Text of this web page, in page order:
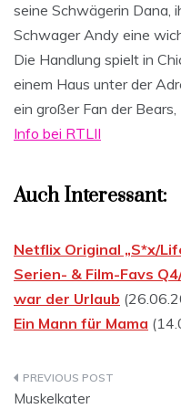
seine Schwägerin Dana,
Schwager Andy eine
Die Handlung spielt in
einem Haus unter der
ein großer Fan der
Info bei RTLII
Auch Interessant:
Netflix Original „S*x/
Serien- & Film-Favs
war der Urlaub
Ein Mann für Mama
Muskelkater